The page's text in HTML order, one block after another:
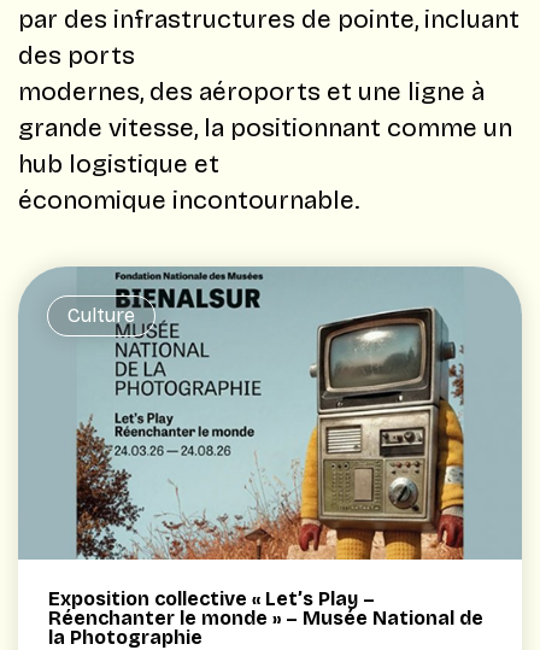
par des infrastructures de pointe, incluant
des ports
modernes, des aéroports et une ligne à
grande vitesse, la positionnant comme un
hub logistique et
économique incontournable.
Culture
Exposition collective « Let’s Play –
Réenchanter le monde » – Musée National de
la Photographie